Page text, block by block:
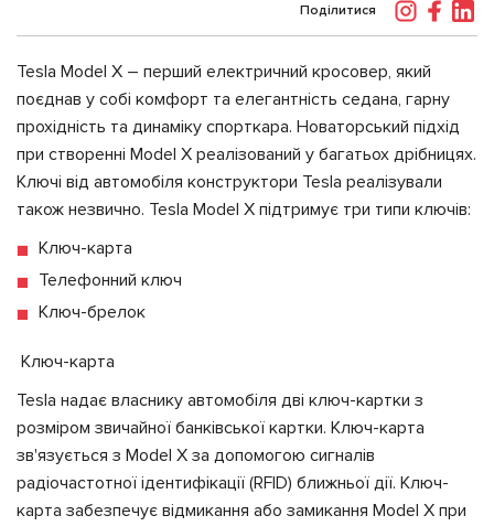
Поділитися
Tesla Model X – перший електричний кросовер, який
поєднав у собі комфорт та елегантність седана, гарну
прохідність та динаміку спорткара. Новаторський підхід
при створенні Model X реалізований у багатьох дрібницях.
Ключі від автомобіля конструктори Tesla реалізували
також незвично. Tesla Model X підтримує три типи ключів:
Ключ-карта
Телефонний ключ
Ключ-брелок
Ключ-карта
Tesla надає власнику автомобіля дві ключ-картки з
розміром звичайної банківської картки. Ключ-карта
зв'язується з Model X за допомогою сигналів
радіочастотної ідентифікації (RFID) ближньої дії. Ключ-
карта забезпечує відмикання або замикання Model X при